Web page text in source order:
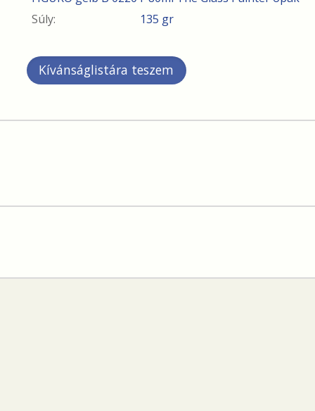
Súly:
135 gr
Kívánságlistára teszem